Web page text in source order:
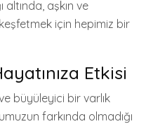
altında, aşkın ve
için hepimiz bir
Etkisi
büyüleyici bir varlık
farkında olmadığı